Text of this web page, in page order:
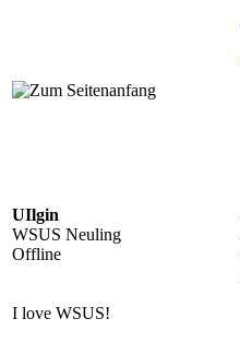
UIlgin
WSUS Neuling
Offline
I love WSUS!